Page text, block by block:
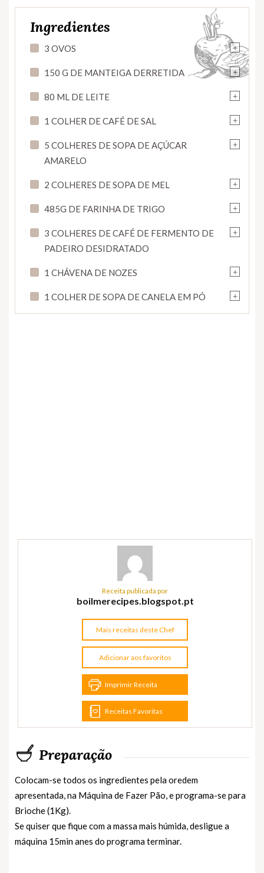
Ingredientes
+
3 OVOS
+
150 G DE MANTEIGA DERRETIDA
+
80 ML DE LEITE
+
1 COLHER DE CAFÉ DE SAL
+
5 COLHERES DE SOPA DE AÇÚCAR
AMARELO
+
2 COLHERES DE SOPA DE MEL
+
485G DE FARINHA DE TRIGO
+
3 COLHERES DE CAFÉ DE FERMENTO DE
PADEIRO DESIDRATADO
+
1 CHÁVENA DE NOZES
+
1 COLHER DE SOPA DE CANELA EM PÓ
Receita publicada por
boilmerecipes.blogspot.pt
Mais receitas deste Chef
Adicionar aos favoritos
Imprimir Receita
Receitas Favoritas
Preparação
Colocam-se todos os ingredientes pela oredem
apresentada, na Máquina de Fazer Pão, e programa-se para
Brioche (1Kg).
Se quiser que fique com a massa mais húmida, desligue a
máquina 15min anes do programa terminar.